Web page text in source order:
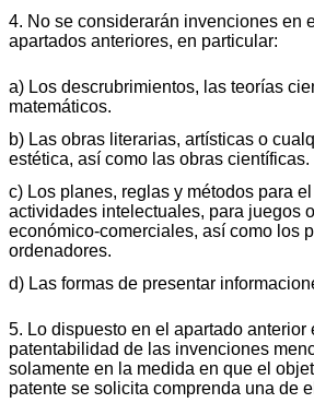
4. No se considerarán invenciones en
apartados anteriores, en particular:
a) Los descrubrimientos, las teorías
matemáticos.
b) Las obras literarias, artísticas o
estética, así como las obras científicas.
c) Los planes, reglas y métodos para
actividades intelectuales, para juegos
económico-comerciales, así como los
ordenadores.
d) Las formas de presentar
5. Lo dispuesto en el apartado anterior
patentabilidad de las invenciones
solamente en la medida en que el
patente se solicita comprenda una de